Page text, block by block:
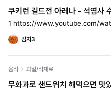
쿠키런 길드전 아레나 - 석염사
1 https://www.youtube.com/
김치3
음식 과일/식재료
무화과로 샌드위치 해먹으면 맛